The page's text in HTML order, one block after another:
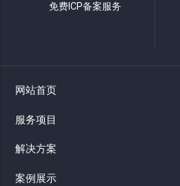
免费ICP备案服务
网站首页
服务项目
解决方案
案例展示